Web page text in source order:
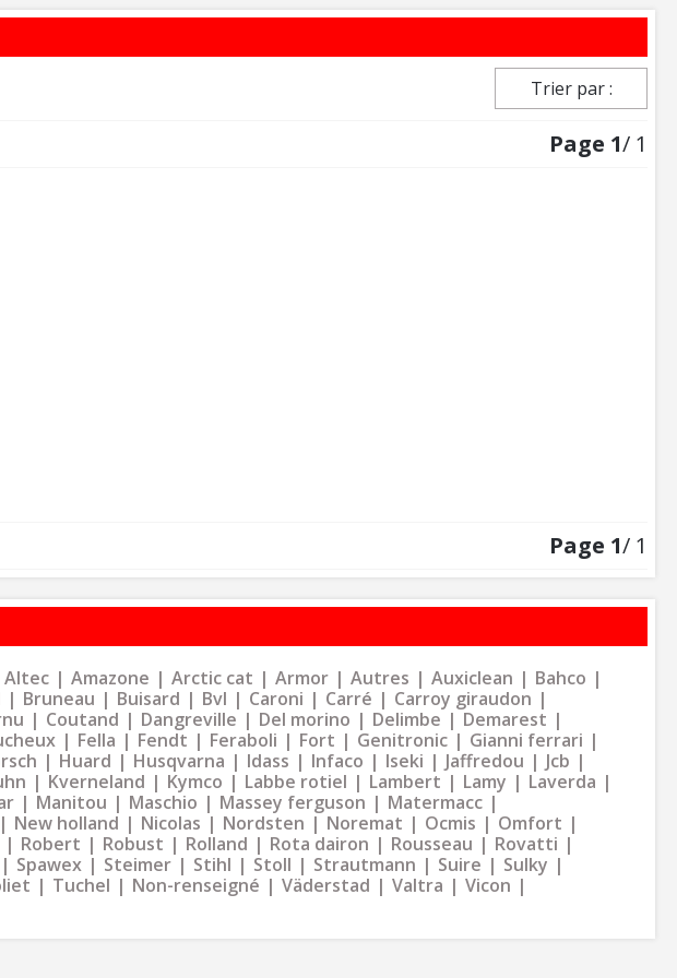
Trier par :
Page 1/ 1
Page 1/ 1
Altec Amazone Arctic cat Armor Autres Auxiclean
Bahco
Bruneau Buisard Bvl Caroni Carré
Carroy giraudon
Coutand Dangreville Del morino Delimbe
Demarest
Fella Fendt Feraboli Fort Genitronic
Gianni ferrari
Huard Husqvarna Idass Infaco Iseki Jaffredou
Jcb
Kverneland Kymco Labbe rotiel Lambert Lamy
Laverda
Manitou Maschio Massey ferguson
Matermacc
New holland Nicolas Nordsten Noremat Ocmis
Omfort
Robert Robust Rolland Rota dairon Rousseau
Rovatti
Spawex Steimer Stihl Stoll Strautmann Suire
Sulky
Tuchel Non-renseigné Väderstad Valtra
Vicon